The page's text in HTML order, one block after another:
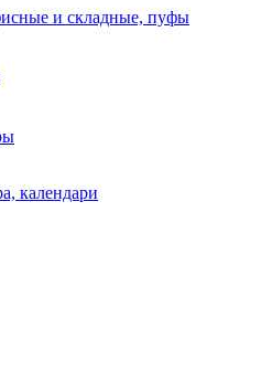
и складные, пуфы
календари